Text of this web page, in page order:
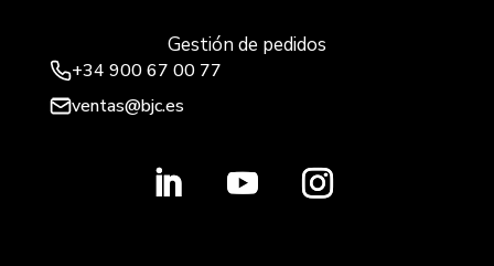
Gestión de pedidos
+34 900 67 00 77
ventas@bjc.es